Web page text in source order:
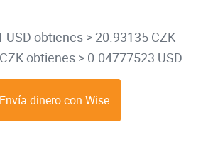
USD obtienes > 20.93135 CZK
obtienes > 0.04777523 USD
Envía dinero con Wise